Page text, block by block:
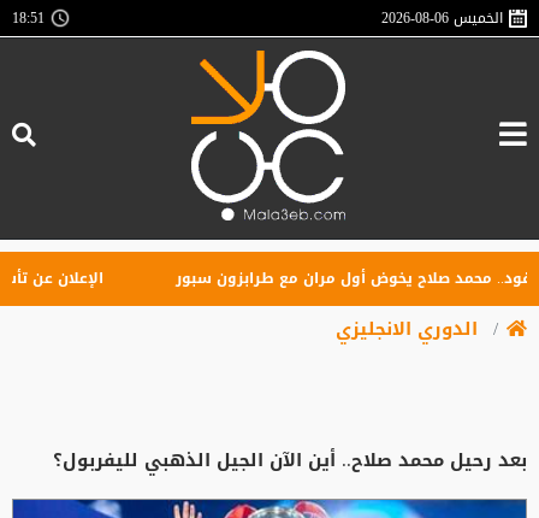
الخميس2026-08-06
18:51
محمد صلاح يخوض أول مران مع طرابزون سبور الإعلان عن تأسيس
الدوري الانجليزي
بعد رحيل محمد صلاح.. أين الآن الجيل الذهبي لليفربول؟